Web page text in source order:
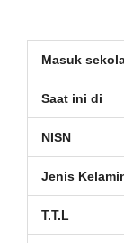
Masuk
Saat ini di
NISN
Jenis
T.T.L